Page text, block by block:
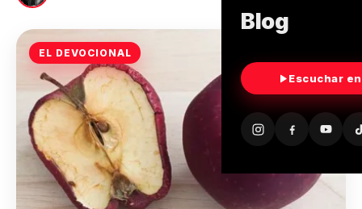
Blog
Escuchar
EL DEVOCIONAL